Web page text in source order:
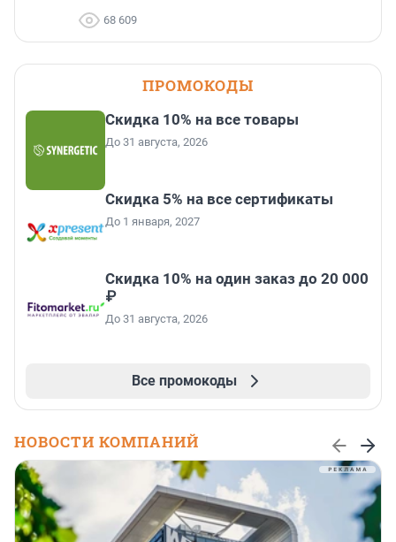
68 609
ПРОМОКОДЫ
Скидка 10% на все товары
До 31 августа, 2026
Скидка 5% на все сертификаты
До 1 января, 2027
Скидка 10% на один заказ до 20 000
₽
До 31 августа, 2026
Все промокоды
НОВОСТИ КОМПАНИЙ